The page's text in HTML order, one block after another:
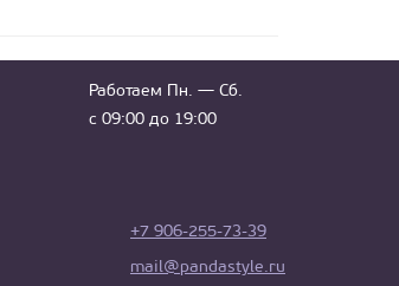
Работаем Пн. — Сб.
с 09:00 до 19:00
+7 906-255-73-39
mail@pandastyle.ru